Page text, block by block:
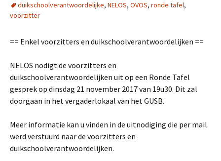
duikschoolverantwoordelijke, NELOS, OVOS, ronde tafel,
voorzitter
== Enkel voorzitters en duikschoolverantwoordelijken ==
NELOS nodigt de voorzitters en
duikschoolverantwoordelijken uit op een Ronde Tafel
gesprek op dinsdag 21 november 2017 van 19u30. Dit zal
doorgaan in het vergaderlokaal van het GUSB.
Meer informatie kan u vinden in de uitnodiging die per mail
werd verstuurd naar de voorzitters en
duikschoolverantwoordelijken.